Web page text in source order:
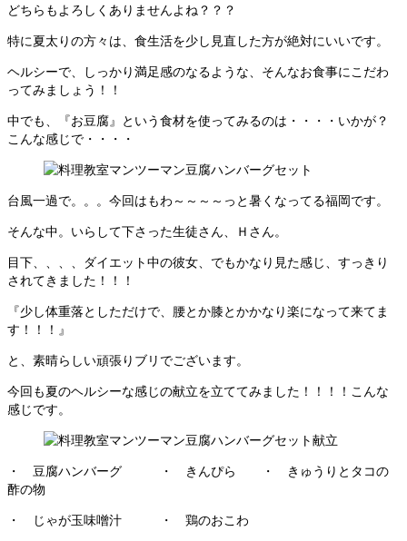
どちらもよろしくありませんよね？？？
特に夏太りの方々は、食生活を少し見直した方が絶対にいいです。
ヘルシーで、しっかり満足感のなるような、そんなお食事にこだわ
ってみましょう！！
中でも、『お豆腐』という食材を使ってみるのは・・・・いかが？
こんな感じで・・・・
台風一過で。。。今回はもわ～～～～っと暑くなってる福岡です。
そんな中。いらして下さった生徒さん、Ｈさん。
目下、、、、ダイエット中の彼女、でもかなり見た感じ、すっきり
されてきました！！！
『少し体重落としただけで、腰とか膝とかかなり楽になって来てま
す！！！』
と、素晴らしい頑張りブリでございます。
今回も夏のヘルシーな感じの献立を立ててみました！！！！こんな
感じです。
・ 豆腐ハンバーグ ・ きんぴら ・ きゅうりとタコの
酢の物
・ じゃが玉味噌汁 ・ 鶏のおこわ